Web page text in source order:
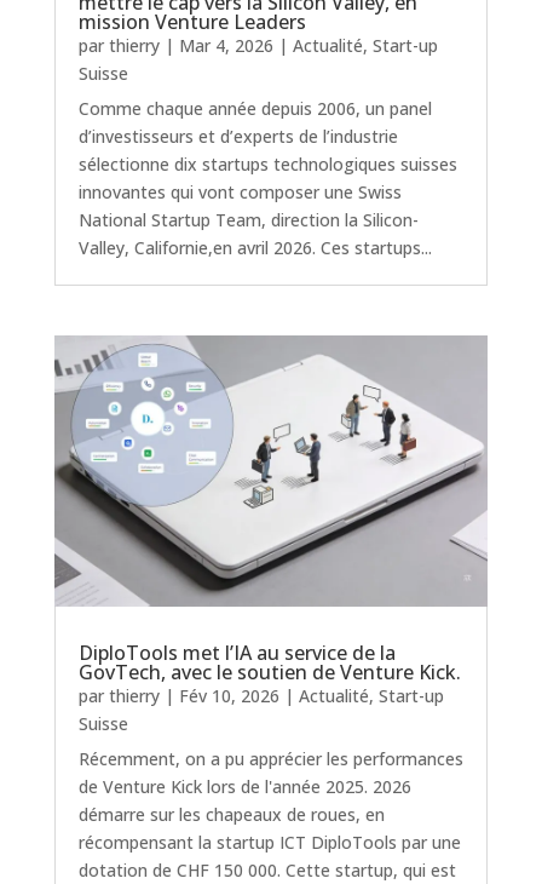
mission Venture Leaders
par thierry| Mar 4, 2026 | Actualité, Start-up
Suisse
Comme chaque année depuis 2006, un panel
d’investisseurs et d’experts de l’industrie
sélectionne dix startups technologiques suisses
innovantes qui vont composer une Swiss
National Startup Team, direction la Silicon-
Valley, Californie,en avril 2026. Ces startups...
DiploTools met l’IA au service de la
GovTech, avec le soutien de Venture Kick.
par thierry| Fév 10, 2026 | Actualité, Start-up
Suisse
Récemment, on a pu apprécier les performances
de Venture Kick lors de l'année 2025. 2026
démarre sur les chapeaux de roues, en
récompensant la startup ICT DiploTools par une
dotation de CHF 150 000. Cette startup, qui est